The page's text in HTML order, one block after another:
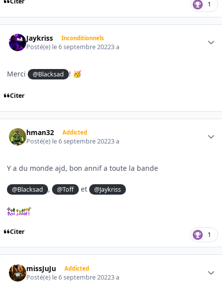
1
Jaykriss Inconditionnels
Posté(e) le 6 septembre 20223 a
Merci @Blacksad ! 🥳
Citer
hman32 Addicted
Posté(e) le 6 septembre 20223 a
Y a du monde ajd, bon annif a toute la bande
@Blacksad , @Toff et @Jaykriss
Citer 1
missJuJu Addicted
Posté(e) le 6 septembre 20223 a